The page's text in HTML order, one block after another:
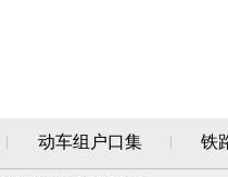
动车组户口集 铁